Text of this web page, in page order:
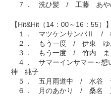
７． 洗ひ髪 / 工藤 あや
【Hit&Hit（14：00～16：55）】
１． マツケンサンバⅡ /
２． もう一度 / 伊東 ゆ
３． もう一度 / 竹内 ま
４． サマーインサマー～
神 純子
５． 五月雨道中 / 水谷
６． 月のあかり / 桑名